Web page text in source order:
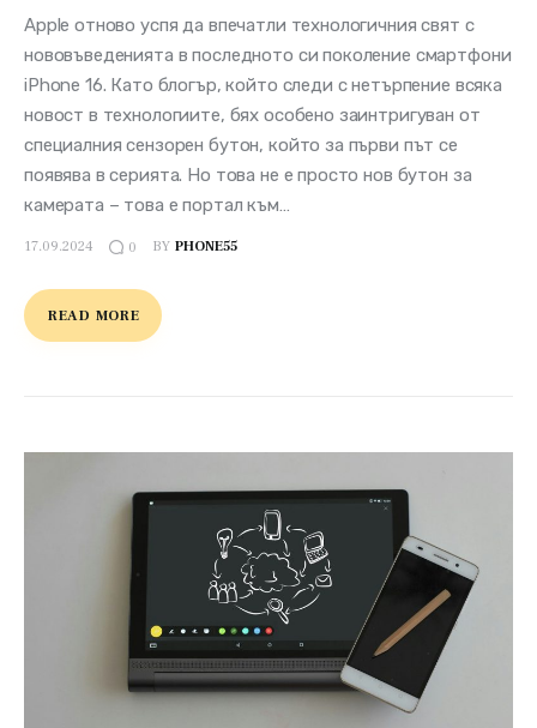
Apple отново успя да впечатли технологичния свят с
нововъведенията в последното си поколение смартфони
iPhone 16. Като блогър, който следи с нетърпение всяка
новост в технологиите, бях особено заинтригуван от
специалния сензорен бутон, който за първи път се
появява в серията. Но това не е просто нов бутон за
камерата – това е портал към…
17.09.2024 0 BY PHONE55
READ MORE